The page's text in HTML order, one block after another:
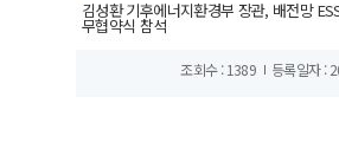
김성환 기후에너지환경부 장관, 배전망
무협약식 참석
조회수 : 1389 등록일자 :